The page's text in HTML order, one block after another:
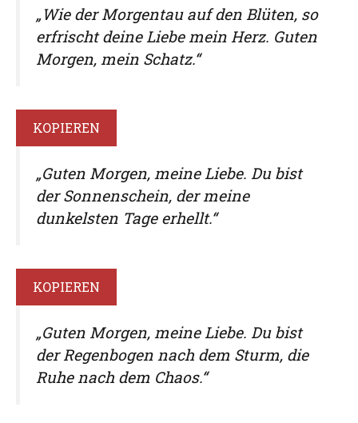
„Wie der Morgentau auf den Blüten, so
erfrischt deine Liebe mein Herz. Guten
Morgen, mein Schatz.“
KOPIEREN
„Guten Morgen, meine Liebe. Du bist
der Sonnenschein, der meine
dunkelsten Tage erhellt.“
KOPIEREN
„Guten Morgen, meine Liebe. Du bist
der Regenbogen nach dem Sturm, die
Ruhe nach dem Chaos.“